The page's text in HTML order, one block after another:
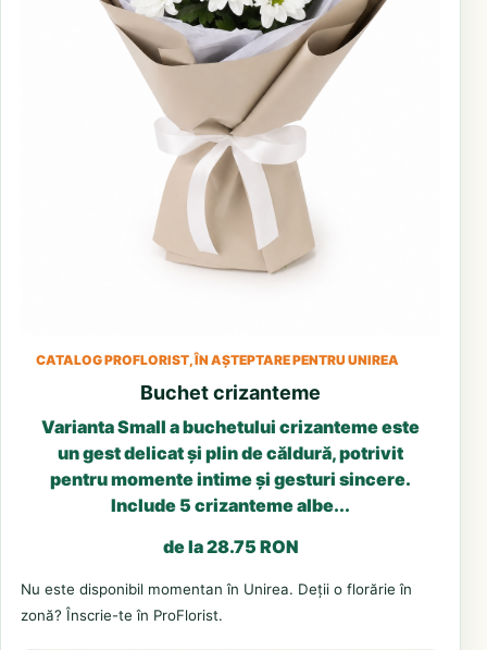
CATALOG PROFLORIST, ÎN AȘTEPTARE PENTRU UNIREA
Buchet crizanteme
Varianta Small a buchetului crizanteme este
un gest delicat și plin de căldură, potrivit
pentru momente intime și gesturi sincere.
Include 5 crizanteme albe...
de la 28.75 RON
Nu este disponibil momentan în Unirea. Deții o florărie în
zonă? Înscrie-te în ProFlorist.